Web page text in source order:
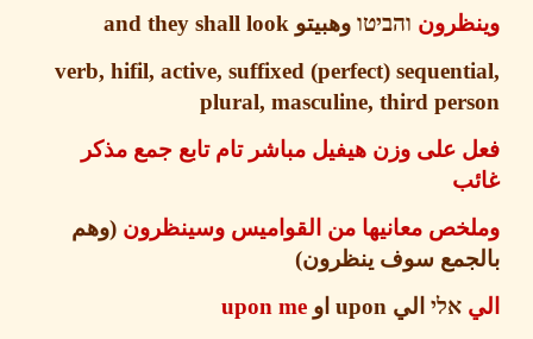
והביטוوهبيتو and they shall look
verb, hifil, active, suffixed (perfect)
plural, masculine, third
على وزن هيفيل مباشر تام تابع جمع مذكر
معانيها من القواميس وسينظرون(وهم
سوف ينظرون)
اليupon اوupon me